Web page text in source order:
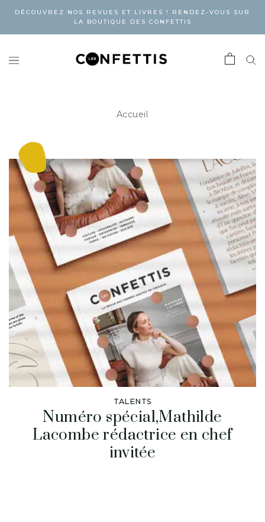
DÉCOUVREZ NOS REVUES ET LIVRES ! RENDEZ-VOUS SUR
LA BOUTIQUE DES CONFETTIS
Accueil
TALENTS
Numéro spécial,Mathilde
Lacombe rédactrice en chef
invitée